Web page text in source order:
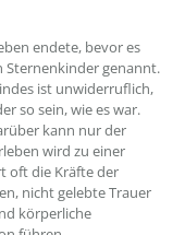
endete, bevor es
Sternenkinder genannt.
ist unwiderruflich,
so sein, wie es war.
kann nur der
wird zu einer
oft die Kräfte der
nicht gelebte Trauer
körperliche